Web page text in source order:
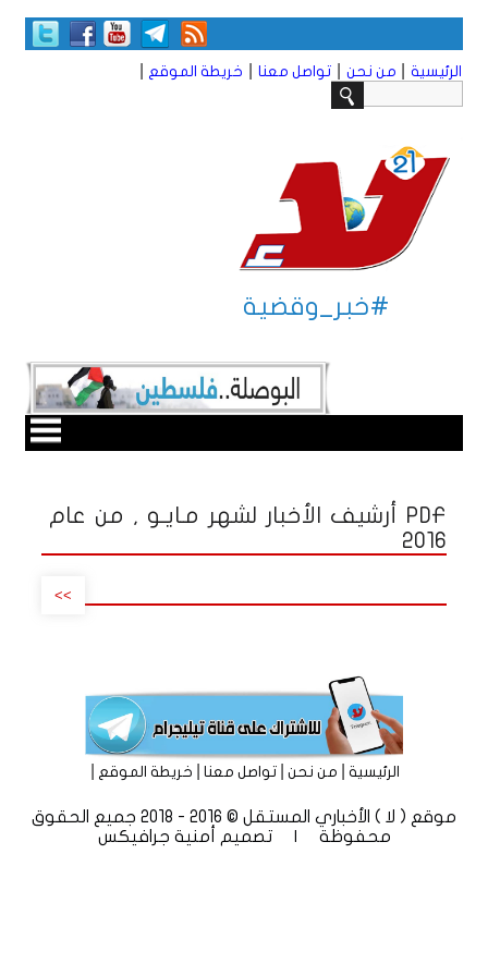
الرئيسية من نحن تواصل معنا خريطة الموقع
#خبر_وقضية
PDF أرشيف الأخبار لشهر مـايـو , من عام
2016
>>
الرئيسية|من نحن|تواصل معنا|خريطة الموقع
موقع ( لا ) الأخباري المستقل © 2016 - 2018 جميع الحقوق
محفوظة | تصميم
أمنية جرافيكس